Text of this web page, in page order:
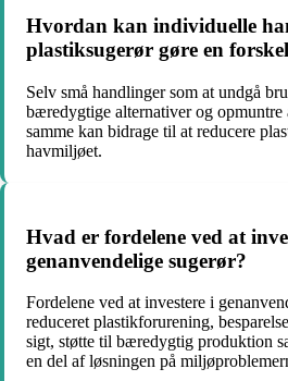
Hvordan kan individuelle
plastiksugerør gøre en
Selv små handlinger som at undgå
bæredygtige alternativer og opmuntre
samme kan bidrage til at reducere
havmiljøet.
Hvad er fordelene ved at
genanvendelige sugerør?
Fordelene ved at investere i
reduceret plastikforurening,
sigt, støtte til bæredygtig produktion
en del af løsningen på